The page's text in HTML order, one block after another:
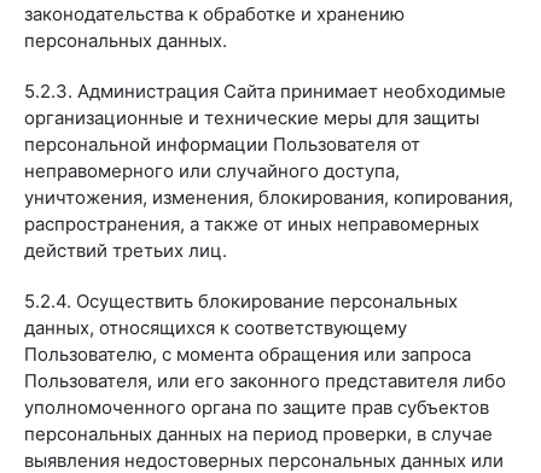
законодательства к обработке и хранению
персональных данных.
5.2.3. Администрация Сайта принимает необходимые
организационные и технические меры для защиты
персональной информации Пользователя от
неправомерного или случайного доступа,
уничтожения, изменения, блокирования, копирования,
распространения, а также от иных неправомерных
действий третьих лиц.
5.2.4. Осуществить блокирование персональных
данных, относящихся к соответствующему
Пользователю, с момента обращения или запроса
Пользователя, или его законного представителя либо
уполномоченного органа по защите прав субъектов
персональных данных на период проверки, в случае
выявления недостоверных персональных данных или